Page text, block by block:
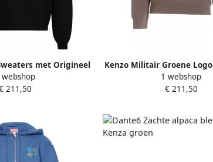
met Origineel
Black Heren
webshop
211,50
Kenzo Militair Groene
Groen Dames
1 webshop
€ 211,50